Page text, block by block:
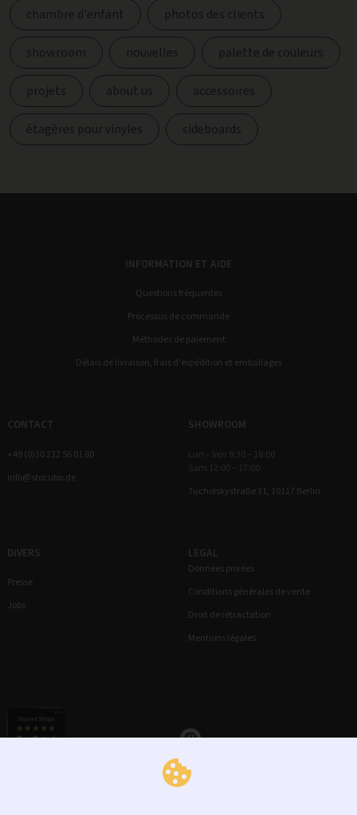
chambre d'enfant photos des clients
showroom nouvelles palette de couleurs
projets about us accessoires
étagères pour vinyles sideboards
INFORMATION ET AIDE
Questions fréquentes
Processus de commande
Méthodes de paiement
Délais de livraison, frais d'expédition et emballages
CONTACT
+49 (0)30 232 56 01 80
info@stocubo.de
SHOWROOM
Lun – Ven 9:30 – 18:00
Sam 12:00 – 17:00
Tucholskystraße 31, 10117 Berlin
DIVERS
Presse
Jobs
LEGAL
Données privées
Conditions générales de vente
Droit de rétractation
Mentions légales